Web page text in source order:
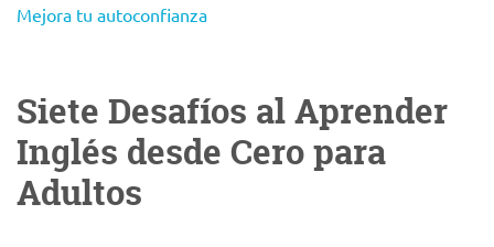
Mejora tu autoconfianza
Siete Desafíos al Aprender
Inglés desde Cero para
Adultos